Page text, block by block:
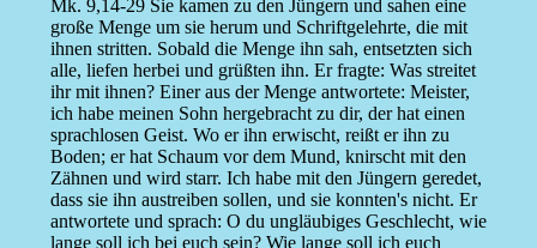
Mk. 9,14-29 Sie kamen zu den Jüngern und sahen eine
große Menge um sie herum und Schriftgelehrte, die mit
ihnen stritten. Sobald die Menge ihn sah, entsetzten sich
alle, liefen herbei und grüßten ihn. Er fragte: Was streitet
ihr mit ihnen? Einer aus der Menge antwortete: Meister,
ich habe meinen Sohn hergebracht zu dir, der hat einen
sprachlosen Geist. Wo er ihn erwischt, reißt er ihn zu
Boden; er hat Schaum vor dem Mund, knirscht mit den
Zähnen und wird starr. Ich habe mit den Jüngern geredet,
dass sie ihn austreiben sollen, und sie konnten's nicht. Er
antwortete und sprach: O du ungläubiges Geschlecht, wie
lange soll ich bei euch sein? Wie lange soll ich euch